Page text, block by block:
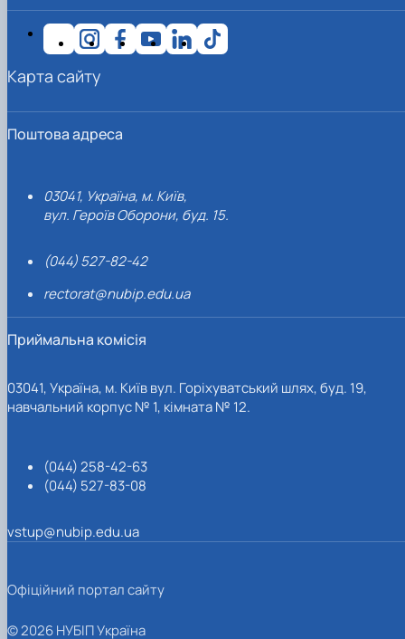
Поштова адреса
03041, Україна, м. Київ,
вул. Героїв Оборони, буд. 15.
(044) 527-82-42
rectorat@nubip.edu.ua
Приймальна комісія
03041, Україна, м. Київ вул. Горіхуватський шлях, буд. 19,
навчальний корпус № 1, кімната № 12.
(044) 258-42-63
(044) 527-83-08
vstup@nubip.edu.ua
Карта сайту
Офіційний портал сайту
© 2026 НУБІП Україна